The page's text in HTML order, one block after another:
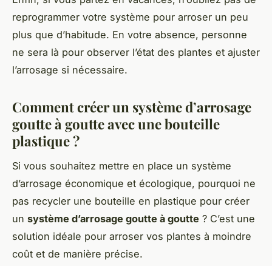
reprogrammer votre système pour arroser un peu
plus que d’habitude. En votre absence, personne
ne sera là pour observer l’état des plantes et ajuster
l’arrosage si nécessaire.
Comment créer un système d’arrosage
goutte à goutte avec une bouteille
plastique ?
Si vous souhaitez mettre en place un système
d’arrosage économique et écologique, pourquoi ne
pas recycler une bouteille en plastique pour créer
un système d’arrosage goutte à goutte ? C’est une
solution idéale pour arroser vos plantes à moindre
coût et de manière précise.